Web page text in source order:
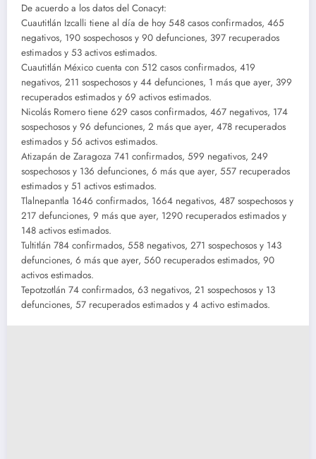
De acuerdo a los datos del Conacyt:
Cuautitlán Izcalli tiene al día de hoy 548 casos confirmados, 465
negativos, 190 sospechosos y 90 defunciones, 397 recuperados
estimados y 53 activos estimados.
Cuautitlán México cuenta con 512 casos confirmados, 419
negativos, 211 sospechosos y 44 defunciones, 1 más que ayer, 399
recuperados estimados y 69 activos estimados.
Nicolás Romero tiene 629 casos confirmados, 467 negativos, 174
sospechosos y 96 defunciones, 2 más que ayer, 478 recuperados
estimados y 56 activos estimados.
Atizapán de Zaragoza 741 confirmados, 599 negativos, 249
sospechosos y 136 defunciones, 6 más que ayer, 557 recuperados
estimados y 51 activos estimados.
Tlalnepantla 1646 confirmados, 1664 negativos, 487 sospechosos y
217 defunciones, 9 más que ayer, 1290 recuperados estimados y
148 activos estimados.
Tultitlán 784 confirmados, 558 negativos, 271 sospechosos y 143
defunciones, 6 más que ayer, 560 recuperados estimados, 90
activos estimados.
Tepotzotlán 74 confirmados, 63 negativos, 21 sospechosos y 13
defunciones, 57 recuperados estimados y 4 activo estimados.